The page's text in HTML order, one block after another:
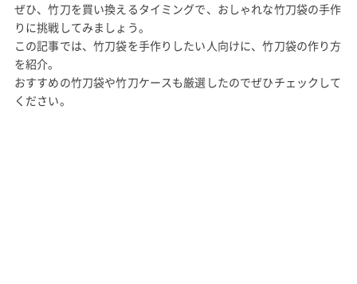
ぜひ、竹刀を買い換えるタイミングで、おしゃれな竹刀袋の手作
りに挑戦してみましょう。
この記事では、竹刀袋を手作りしたい人向けに、竹刀袋の作り方
を紹介。
おすすめの竹刀袋や竹刀ケースも厳選したのでぜひチェックして
ください。